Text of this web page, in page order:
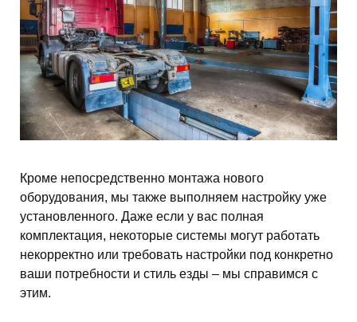
Кроме непосредственно монтажа нового
оборудования, мы также выполняем настройку уже
установленного. Даже если у вас полная
комплектация, некоторые системы могут работать
некорректно или требовать настройки под конкретно
ваши потребности и стиль езды – мы справимся с
этим.